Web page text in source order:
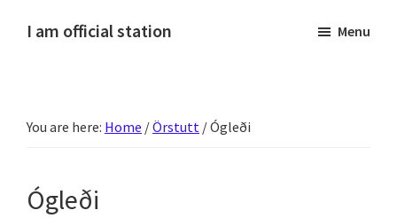
I am official station
fréttir
Hannesi
og
Menu
You are here: Home /Örstutt /Ógleði
Ógleði